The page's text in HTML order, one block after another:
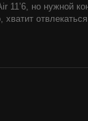
11’6, но нужной